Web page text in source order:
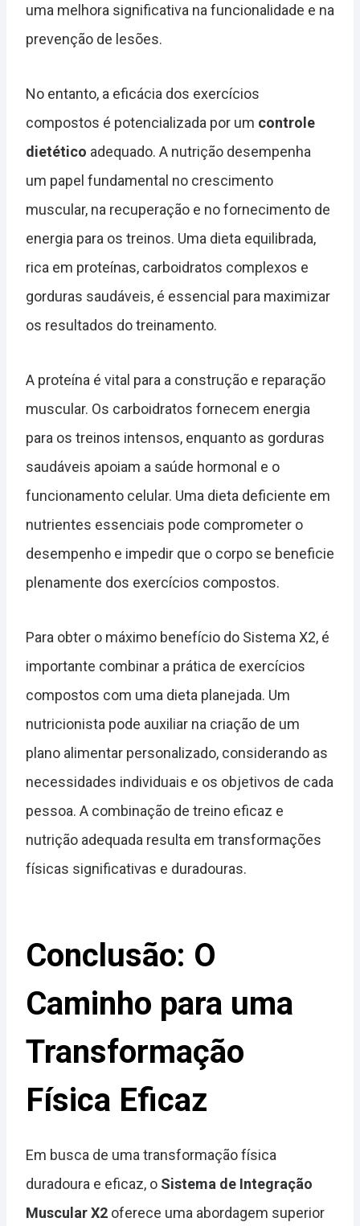
uma melhora significativa na funcionalidade e na
prevenção de lesões.
No entanto, a eficácia dos exercícios
compostos é potencializada por um controle
dietético adequado. A nutrição desempenha
um papel fundamental no crescimento
muscular, na recuperação e no fornecimento de
energia para os treinos. Uma dieta equilibrada,
rica em proteínas, carboidratos complexos e
gorduras saudáveis, é essencial para maximizar
os resultados do treinamento.
A proteína é vital para a construção e reparação
muscular. Os carboidratos fornecem energia
para os treinos intensos, enquanto as gorduras
saudáveis apoiam a saúde hormonal e o
funcionamento celular. Uma dieta deficiente em
nutrientes essenciais pode comprometer o
desempenho e impedir que o corpo se beneficie
plenamente dos exercícios compostos.
Para obter o máximo benefício do Sistema X2, é
importante combinar a prática de exercícios
compostos com uma dieta planejada. Um
nutricionista pode auxiliar na criação de um
plano alimentar personalizado, considerando as
necessidades individuais e os objetivos de cada
pessoa. A combinação de treino eficaz e
nutrição adequada resulta em transformações
físicas significativas e duradouras.
Conclusão: O
Caminho para uma
Transformação
Física Eficaz
Em busca de uma transformação física
duradoura e eficaz, o Sistema de Integração
Muscular X2 oferece uma abordagem superior